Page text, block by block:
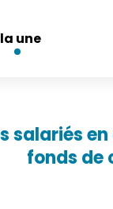
une
fonds de